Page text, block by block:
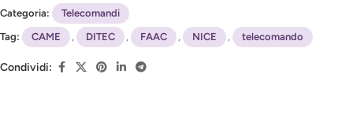
Categoria:
Telecomandi
Tag:
CAME , DITEC , FAAC , NICE , telecomando
Condividi: